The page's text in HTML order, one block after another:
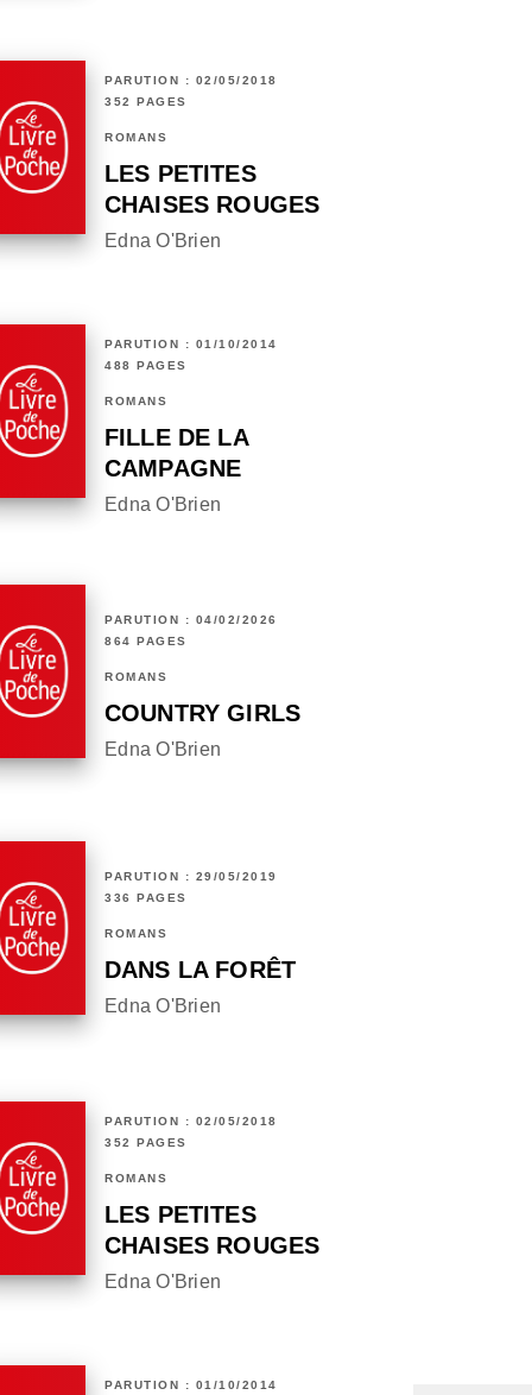
PARUTION : 02/05/2018
352 PAGES
ROMANS
LES PETITES
CHAISES ROUGES
Edna O'Brien
PARUTION : 01/10/2014
488 PAGES
ROMANS
FILLE DE LA
CAMPAGNE
Edna O'Brien
PARUTION : 04/02/2026
864 PAGES
ROMANS
COUNTRY GIRLS
Edna O'Brien
PARUTION : 29/05/2019
336 PAGES
ROMANS
DANS LA FORÊT
Edna O'Brien
PARUTION : 02/05/2018
352 PAGES
ROMANS
LES PETITES
CHAISES ROUGES
Edna O'Brien
PARUTION : 01/10/2014